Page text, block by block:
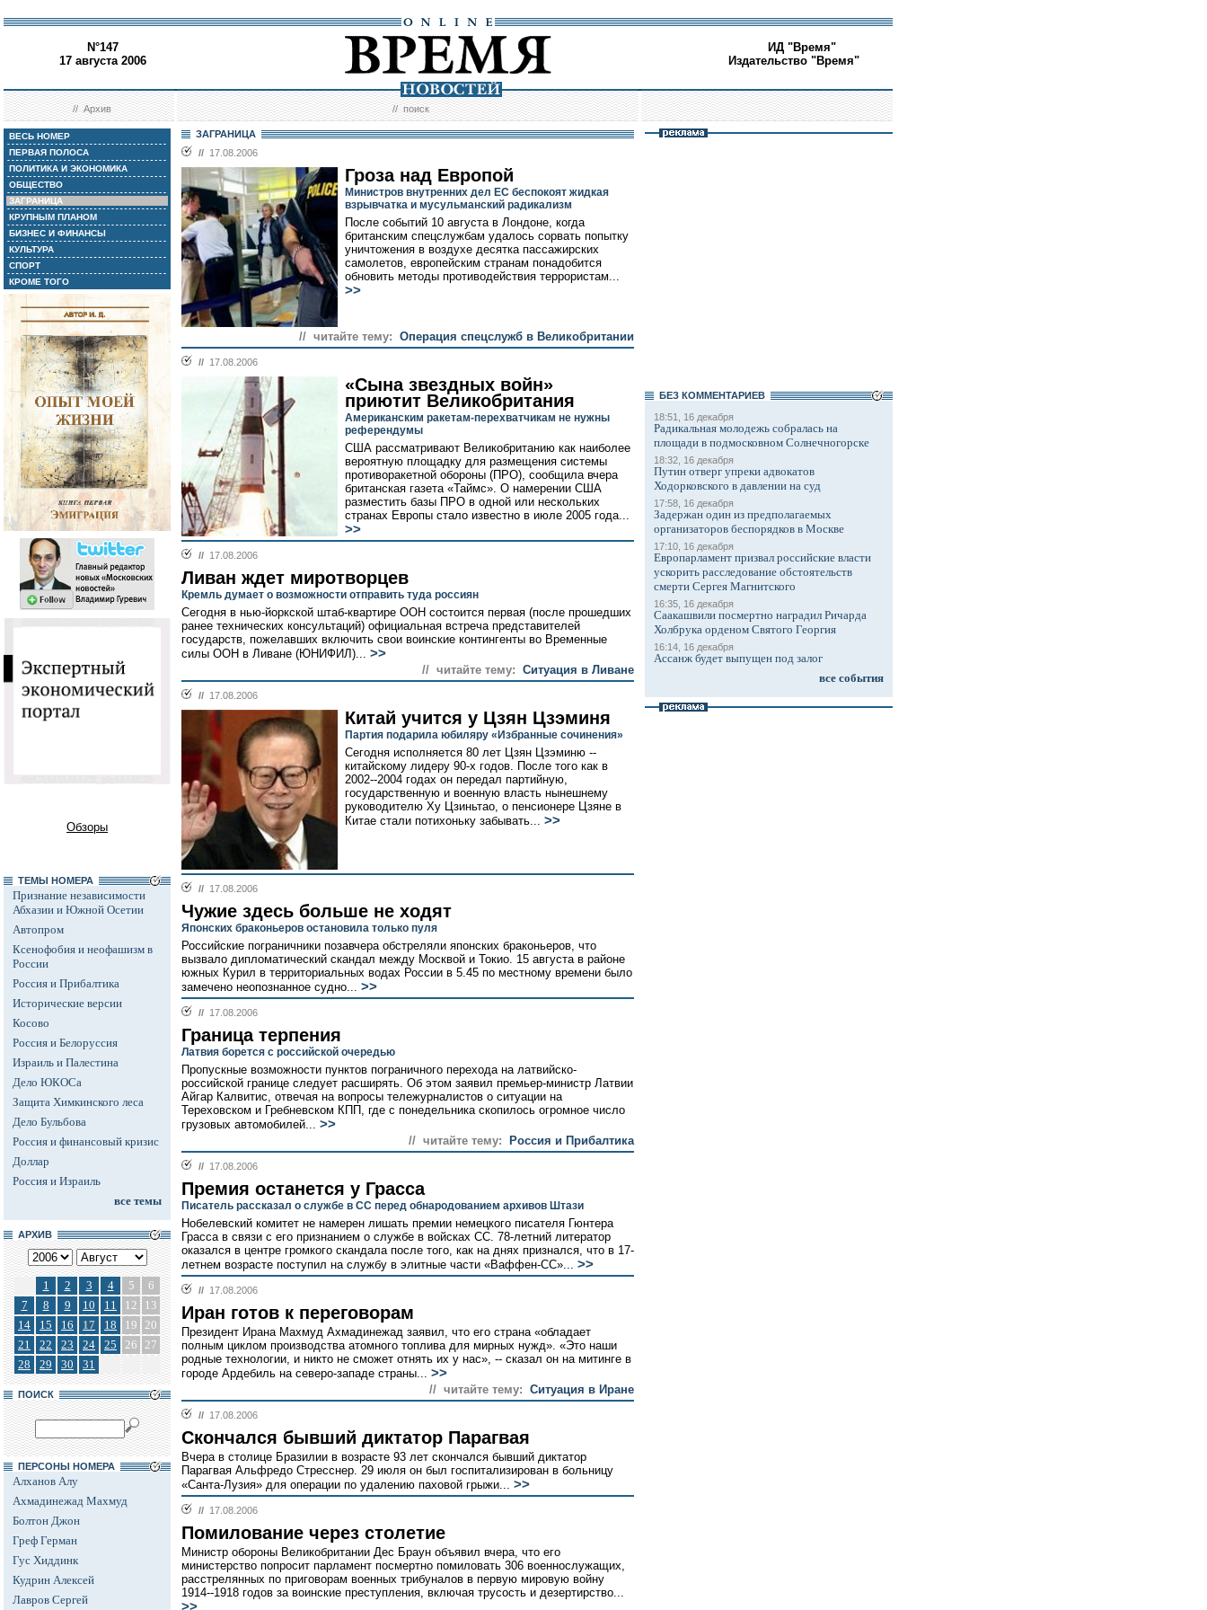
N°147
17 августа 2006
ИД "Время"
Издательство "Время"
//Архив //поиск
ВЕСЬ НОМЕР
ПЕРВАЯ ПОЛОСА
ПОЛИТИКА И ЭКОНОМИКА
ОБЩЕСТВО
ЗАГРАНИЦА
КРУПНЫМ ПЛАНОМ
БИЗНЕС И ФИНАНСЫ
КУЛЬТУРА
СПОРТ
КРОМЕ ТОГО
Обзоры
ТЕМЫ НОМЕРА
Признание независимости
Абхазии и Южной Осетии
Автопром
Ксенофобия и неофашизм в
России
Россия и Прибалтика
Исторические версии
Косово
Россия и Белоруссия
Израиль и Палестина
Дело ЮКОСа
Защита Химкинского леса
Дело Бульбова
Россия и финансовый кризис
Доллар
Россия и Израиль
все темы
АРХИВ
1 2 3 4 5
6
7
8 9 10 11 12
13
14
15 16 17 18 19 20
21
22 23 24 25 26 27
28
29 30 31
ПОИСК
ПЕРСОНЫ НОМЕРА
Алханов Алу
Ахмадинежад Махмуд
Болтон Джон
Греф Герман
Гус Хиддинк
Кудрин Алексей
Лавров Сергей
ЗАГРАНИЦА
// 17.08.2006
Гроза над Европой
Министров внутренних дел ЕС беспокоят жидкая
взрывчатка и мусульманский радикализм
После событий 10 августа в Лондоне, когда
британским спецслужбам удалось сорвать попытку
уничтожения в воздухе десятка пассажирских
самолетов, европейским странам понадобится
обновить методы противодействия террористам...
>>
// читайте тему: Операция спецслужб в Великобритании
// 17.08.2006
«Сына звездных войн»
приютит Великобритания
Американским ракетам-перехватчикам не нужны
референдумы
США рассматривают Великобританию как наиболее
вероятную площадку для размещения системы
противоракетной обороны (ПРО), сообщила вчера
британская газета «Таймс». О намерении США
разместить базы ПРО в одной или нескольких
странах Европы стало известно в июле 2005 года...
>>
// 17.08.2006
Ливан ждет миротворцев
Кремль думает о возможности отправить туда россиян
Сегодня в нью-йоркской штаб-квартире ООН состоится первая (после прошедших
ранее технических консультаций) официальная встреча представителей
государств, пожелавших включить свои воинские контингенты во Временные
силы ООН в Ливане (ЮНИФИЛ)... >>
// читайте тему: Cитуация в Ливане
// 17.08.2006
Китай учится у Цзян Цзэминя
Партия подарила юбиляру «Избранные сочинения»
Сегодня исполняется 80 лет Цзян Цзэминю --
китайскому лидеру 90-х годов. После того как в
2002--2004 годах он передал партийную,
государственную и военную власть нынешнему
руководителю Ху Цзиньтао, о пенсионере Цзяне в
Китае стали потихоньку забывать... >>
// 17.08.2006
Чужие здесь больше не ходят
Японских браконьеров остановила только пуля
Российские пограничники позавчера обстреляли японских браконьеров, что
вызвало дипломатический скандал между Москвой и Токио. 15 августа в районе
южных Курил в территориальных водах России в 5.45 по местному времени было
замечено неопознанное судно... >>
// 17.08.2006
Граница терпения
Латвия борется с российской очередью
Пропускные возможности пунктов пограничного перехода на латвийско-
российской границе следует расширять. Об этом заявил премьер-министр Латвии
Айгар Калвитис, отвечая на вопросы тележурналистов о ситуации на
Тереховском и Гребневском КПП, где с понедельника скопилось огромное число
грузовых автомобилей... >>
// читайте тему: Россия и Прибалтика
// 17.08.2006
Премия останется у Грасса
Писатель рассказал о службе в СС перед обнародованием архивов Штази
Нобелевский комитет не намерен лишать премии немецкого писателя Гюнтера
Грасса в связи с его признанием о службе в войсках СС. 78-летний литератор
оказался в центре громкого скандала после того, как на днях признался, что в 17-
летнем возрасте поступил на службу в элитные части «Ваффен-СС»... >>
// 17.08.2006
Иран готов к переговорам
Президент Ирана Махмуд Ахмадинежад заявил, что его страна «обладает
полным циклом производства атомного топлива для мирных нужд». «Это наши
родные технологии, и никто не сможет отнять их у нас», -- сказал он на митинге в
городе Ардебиль на северо-западе страны... >>
// читайте тему: Ситуация в Иране
// 17.08.2006
Скончался бывший диктатор Парагвая
Вчера в столице Бразилии в возрасте 93 лет скончался бывший диктатор
Парагвая Альфредо Стресснер. 29 июля он был госпитализирован в больницу
«Санта-Лузия» для операции по удалению паховой грыжи... >>
// 17.08.2006
Помилование через столетие
Министр обороны Великобритании Дес Браун объявил вчера, что его
министерство попросит парламент посмертно помиловать 306 военнослужащих,
расстрелянных по приговорам военных трибуналов в первую мировую войну
1914--1918 годов за воинские преступления, включая трусость и дезертирство...
>>
БЕЗ КОМMЕНТАРИЕВ
18:51, 16 декабря
Радикальная молодежь собралась на
площади в подмосковном Солнечногорске
18:32, 16 декабря
Путин отверг упреки адвокатов
Ходорковского в давлении на суд
17:58, 16 декабря
Задержан один из предполагаемых
организаторов беспорядков в Москве
17:10, 16 декабря
Европарламент призвал российские власти
ускорить расследование обстоятельств
смерти Сергея Магнитского
16:35, 16 декабря
Саакашвили посмертно наградил Ричарда
Холбрука орденом Святого Георгия
16:14, 16 декабря
Ассанж будет выпущен под залог
все события